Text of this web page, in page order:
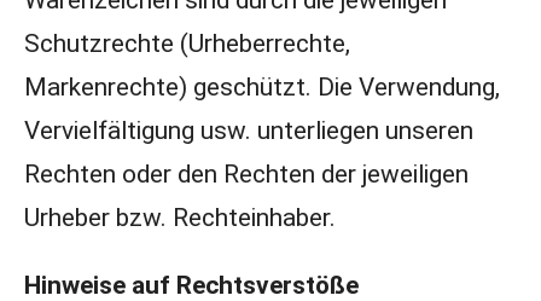
Schutzrechte (Urheberrechte,
Markenrechte) geschützt. Die Verwendung,
Vervielfältigung usw. unterliegen unseren
Rechten oder den Rechten der jeweiligen
Urheber bzw. Rechteinhaber.
Hinweise auf Rechtsverstöße